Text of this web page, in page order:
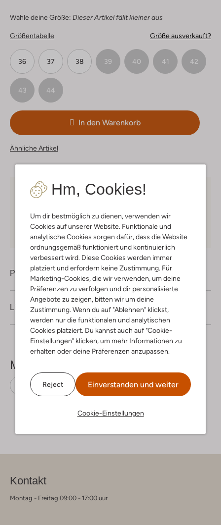
Hm, Cookies!
Um dir bestmöglich zu dienen, verwenden wir
Cookies auf unserer Website. Funktionale und
analytische Cookies sorgen dafür, dass die Website
ordnungsgemäß funktioniert und kontinuierlich
verbessert wird. Diese Cookies werden immer
platziert und erfordern keine Zustimmung. Für
Marketing-Cookies, die wir verwenden, um deine
Präferenzen zu verfolgen und dir personalisierte
Angebote zu zeigen, bitten wir um deine
Zustimmung. Wenn du auf "Ablehnen" klickst,
werden nur die funktionalen und analytischen
Cookies platziert. Du kannst auch auf "Cookie-
Einstellungen" klicken, um mehr Informationen zu
erhalten oder deine Präferenzen anzupassen.
Reject Einverstanden und weiter
Cookie-Einstellungen
Wähle deine Größe: Dieser Artikel fällt kleiner aus
Größentabelle Größe ausverkauft?
36 37 38 39 40 41 42
43 44
In den Warenkorb
Ähnliche Artikel
Kostenloser Versandab € 75 für Club-Omoda
Kauf auf Rechnung 30 TagenRückgaberecht
Produktinformation
Lieferung & Rückgabe
Mehr sehen
Hausschuhe Warmbat Wildleder
Kontakt
Montag - Freitag 09:00 - 17:00 uur